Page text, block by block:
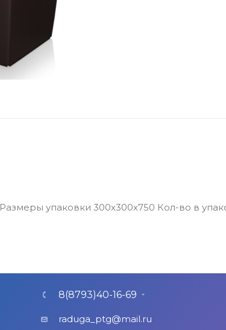
упаковки 300х300х750 Кол-во в
8(8793)40-16-69
raduga_ptg@mail.ru